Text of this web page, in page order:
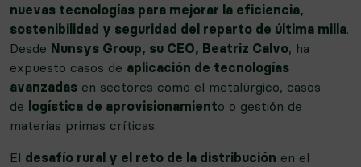
nuevas tecnologías para mejorar la eficiencia,
sostenibilidad y seguridad del reparto de última milla.
Desde Nunsys Group, su CEO, Beatriz Calvo, ha
expuesto casos de aplicación de tecnologías
avanzadas en sectores como el metalúrgico, casos
de logística de aprovisionamiento o gestión de
materias primas críticas.
El desafío rural y el reto de la distribución en el